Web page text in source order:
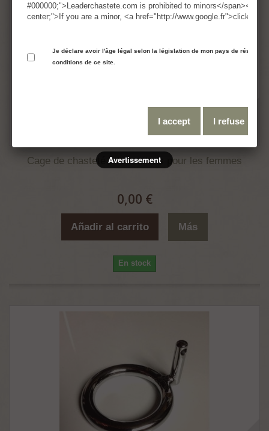
Cage de chasteté informations pour les femmes
0,00 €
Añadir al carrito Más
En stock
#000000;">Leaderchastete.com is prohibited to minors</span></
center;">If you are a minor, <a href="http://www.google.fr">click
Je déclare avoir l'âge légal selon la législation de mon pays de
conditions de ce site.
I accept I refuse
Avertissement